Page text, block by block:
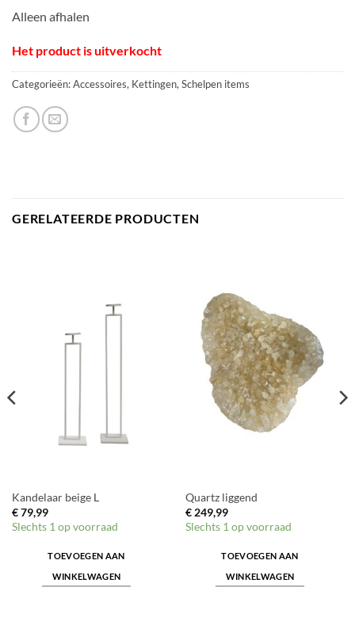
Alleen afhalen
Het product is uitverkocht
Categorieën:Accessoires, Kettingen,Schelpen items
GERELATEERDE PRODUCTEN
Kandelaar beige L
€79,99
Slechts 1 op voorraad
TOEVOEGEN AAN
WINKELWAGEN
Quartz liggend
€249,99
Slechts 1 op voorraad
TOEVOEGEN AAN
WINKELWAGEN